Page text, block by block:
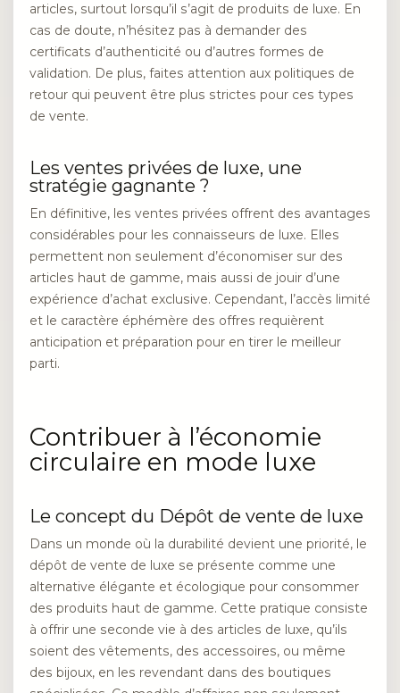
articles, surtout lorsqu’il s’agit de produits de luxe. En
cas de doute, n’hésitez pas à demander des
certificats d’authenticité ou d’autres formes de
validation. De plus, faites attention aux politiques de
retour qui peuvent être plus strictes pour ces types
de vente.
Les ventes privées de luxe, une
stratégie gagnante ?
En définitive, les ventes privées offrent des avantages
considérables pour les connaisseurs de luxe. Elles
permettent non seulement d’économiser sur des
articles haut de gamme, mais aussi de jouir d’une
expérience d’achat exclusive. Cependant, l’accès limité
et le caractère éphémère des offres requièrent
anticipation et préparation pour en tirer le meilleur
parti.
Contribuer à l’économie
circulaire en mode luxe
Le concept du Dépôt de vente de luxe
Dans un monde où la durabilité devient une priorité, le
dépôt de vente de luxe se présente comme une
alternative élégante et écologique pour consommer
des produits haut de gamme. Cette pratique consiste
à offrir une seconde vie à des articles de luxe, qu’ils
soient des vêtements, des accessoires, ou même
des bijoux, en les revendant dans des boutiques